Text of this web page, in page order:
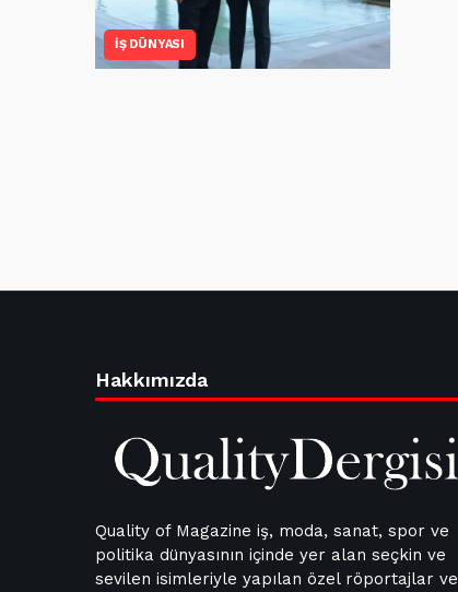
İŞ DÜNYASI
Hakkımızda
Quality of Magazine iş, moda, sanat, spor ve
politika dünyasının içinde yer alan seçkin ve
sevilen isimleriyle yapılan özel röportajlar ve